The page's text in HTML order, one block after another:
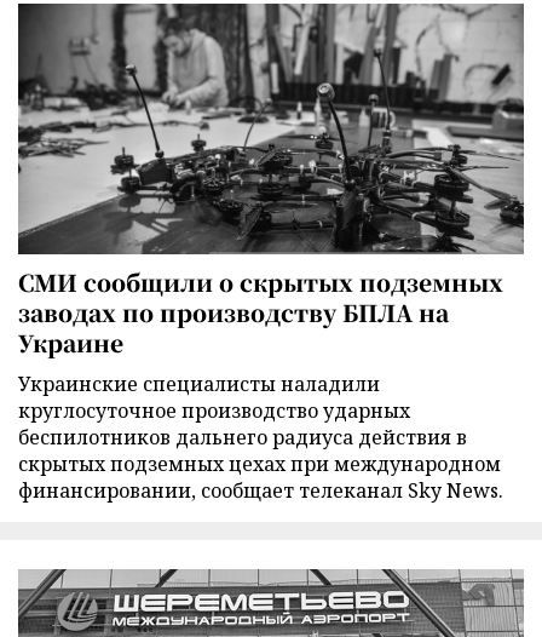
СМИ сообщили о скрытых подземных
заводах по производству БПЛА на
Украине
Украинские специалисты наладили
круглосуточное производство ударных
беспилотников дальнего радиуса действия в
скрытых подземных цехах при международном
финансировании, сообщает телеканал Sky News.